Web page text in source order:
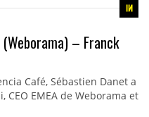
– Franck
Café, Sébastien Danet a
EMEA de Weborama et